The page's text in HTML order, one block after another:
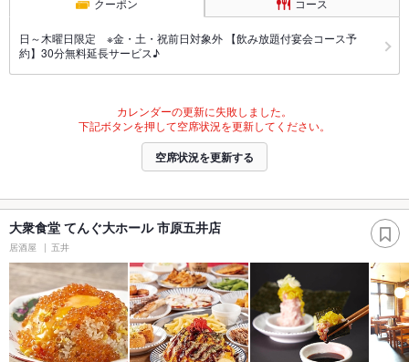
クーポン コース
日～木曜日限定 ※金・土・祝前日対象外 【飲み放題付宴会コース予
約】30分無料延長サービス♪
カレンダーの更新に失敗しました。
下記ボタンを押して空席状況を更新してください。
空席状況を更新する
大衆食堂 てんぐ大ホール 市原五井店
居酒屋 五井